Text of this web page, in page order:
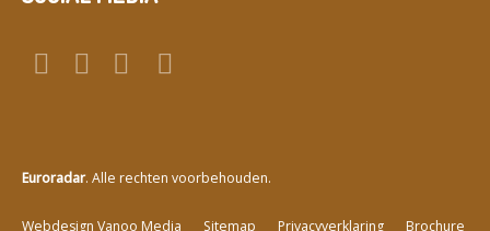
Euroradar. Alle rechten voorbehouden.
Webdesign Vanoo Media Sitemap Privacyverklaring Brochure